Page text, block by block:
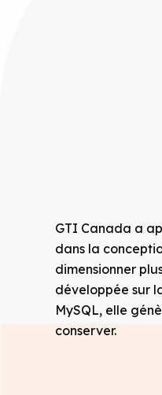
GTI Canada a
dans la
dimensionner
développée sur
MySQL, elle
conserver.